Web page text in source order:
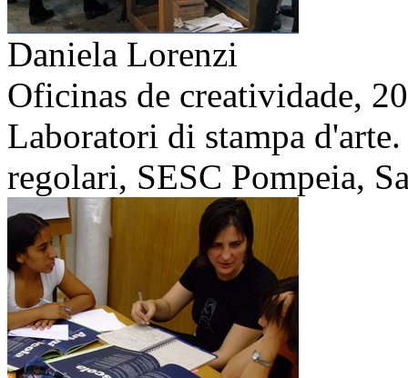
Daniela Lorenzi
Oficinas de creatividade,
Laboratori di stampa
regolari, SESC Pompeia,